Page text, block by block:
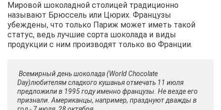
Мировой шоколадной столицей традиционно
называют Брюссель или Цюрих. Французы
убеждены, что только Париж может иметь такой
статус, ведь лучшие сорта шоколада и виды
продукции с ним производят только во Франции.
Всемирный день шоколада (World Chocolate
Day)любителям сладкого кушанья отмечать 11 июля
предложили в 1995 году именно французы. Не везде его
признали. Американцы, например, празднуют дважды в